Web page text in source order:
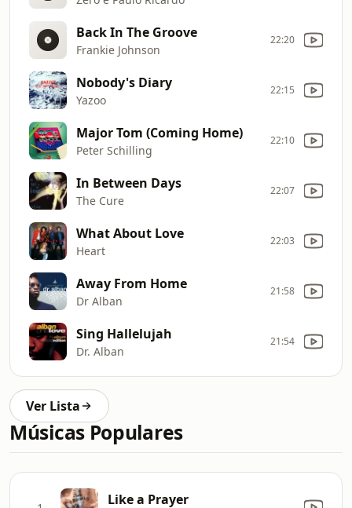
Back In The Groove
Frankie Johnson
22:20
Nobody's Diary
Yazoo
22:15
Major Tom (Coming Home)
Peter Schilling
22:10
In Between Days
The Cure
22:07
What About Love
Heart
22:03
Away From Home
Dr Alban
21:58
Sing Hallelujah
Dr. Alban
21:54
Ver Lista
Músicas Populares
Like a Prayer